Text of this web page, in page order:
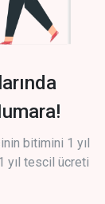
bitimini 1 yıl
yıl tescil ücreti